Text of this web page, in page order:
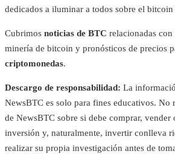
dedicados a iluminar a todos sobre el
Cubrimos noticias de BTC relacionadas
minería de bitcoin y pronósticos de precios
criptomonedas.
Descargo de responsabilidad: La
NewsBTC es solo para fines educativos. No
de NewsBTC sobre si debe comprar, vender
inversión y, naturalmente, invertir conlleva
realizar su propia investigación antes de